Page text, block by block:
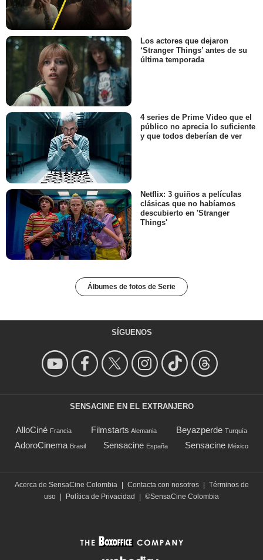
Los actores que dejaron
‘Stranger Things’ antes de su
última temporada
4 series de Prime Video que el
público no aprecia lo suficiente
y que todos deberían de ver
Netflix: 3 guiños a películas
clásicas que no habíamos
descubierto en 'Stranger
Things'
Álbumes de fotos de Serie
SÍGUENOS
SENSACINE EN EL EXTRANJERO
AlloCiné Francia Filmstarts Alemania Beyazperde Turquía
AdoroCinema Brasil Sensacine España Sensacine México
Acerca de SensaCine Colombia Contacta con nosotros
Términos de
uso
Política de Privacidad ©SensaCine Colombia